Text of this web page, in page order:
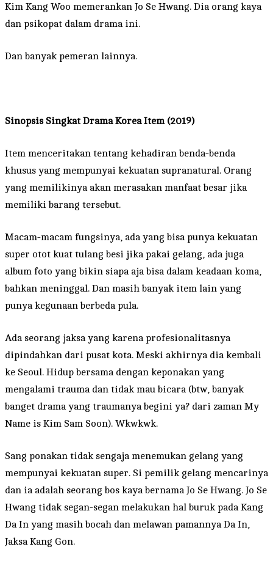
Kim Kang Woo memerankan Jo Se Hwang. Dia orang kaya
dan psikopat dalam drama ini.
Dan banyak pemeran lainnya.
Sinopsis Singkat Drama Korea Item (2019)
Item menceritakan tentang kehadiran benda-benda
khusus yang mempunyai kekuatan supranatural. Orang
yang memilikinya akan merasakan manfaat besar jika
memiliki barang tersebut.
Macam-macam fungsinya, ada yang bisa punya kekuatan
super otot kuat tulang besi jika pakai gelang, ada juga
album foto yang bikin siapa aja bisa dalam keadaan koma,
bahkan meninggal. Dan masih banyak item lain yang
punya kegunaan berbeda pula.
Ada seorang jaksa yang karena profesionalitasnya
dipindahkan dari pusat kota. Meski akhirnya dia kembali
ke Seoul. Hidup bersama dengan keponakan yang
mengalami trauma dan tidak mau bicara (btw, banyak
banget drama yang traumanya begini ya? dari zaman My
Name is Kim Sam Soon). Wkwkwk.
Sang ponakan tidak sengaja menemukan gelang yang
mempunyai kekuatan super. Si pemilik gelang mencarinya
dan ia adalah seorang bos kaya bernama Jo Se Hwang. Jo Se
Hwang tidak segan-segan melakukan hal buruk pada Kang
Da In yang masih bocah dan melawan pamannya Da In,
Jaksa Kang Gon.